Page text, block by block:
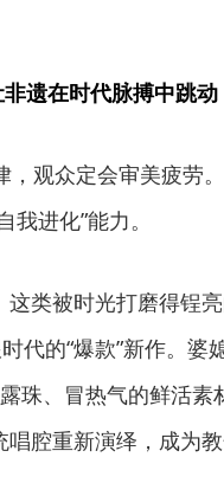
遗在时代脉搏中跳动
观众定会审美疲劳
进化”能力。
类被时光打磨得锃
代的“爆款”新作。
珠、冒热气的鲜活素
腔重新演绎，成为